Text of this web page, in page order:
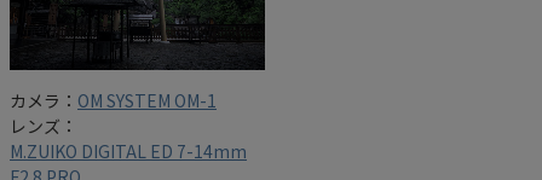
カメラ： OM SYSTEM OM-1
レンズ：
M.ZUIKO DIGITAL ED 7-14mm